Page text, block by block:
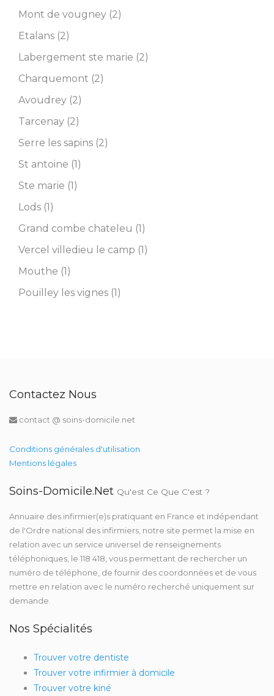
Mont de vougney (2)
Etalans (2)
Labergement ste marie (2)
Charquemont (2)
Avoudrey (2)
Tarcenay (2)
Serre les sapins (2)
St antoine (1)
Ste marie (1)
Lods (1)
Grand combe chateleu (1)
Vercel villedieu le camp (1)
Mouthe (1)
Pouilley les vignes (1)
Contactez Nous
contact @ soins-domicile.net
Conditions générales d'utilisation
Mentions légales
Soins-Domicile.net Qu'est Ce Que C'est ?
Annuaire des infirmier(e)s pratiquant en France et indépendant
de l'Ordre national des infirmiers, notre site permet la mise en
relation avec un service universel de renseignements
téléphoniques, le 118 418, vous permettant de rechercher un
numéro de téléphone, de fournir des coordonnées et de vous
mettre en relation avec le numéro recherché uniquement sur
demande.
Nos Spécialités
Trouver votre dentiste
Trouver votre infirmier à domicile
Trouver votre kiné